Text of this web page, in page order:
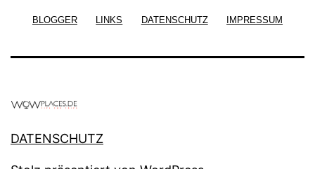
BLOGGER LINKS DATENSCHUTZ IMPRESSUM
DATENSCHUTZ